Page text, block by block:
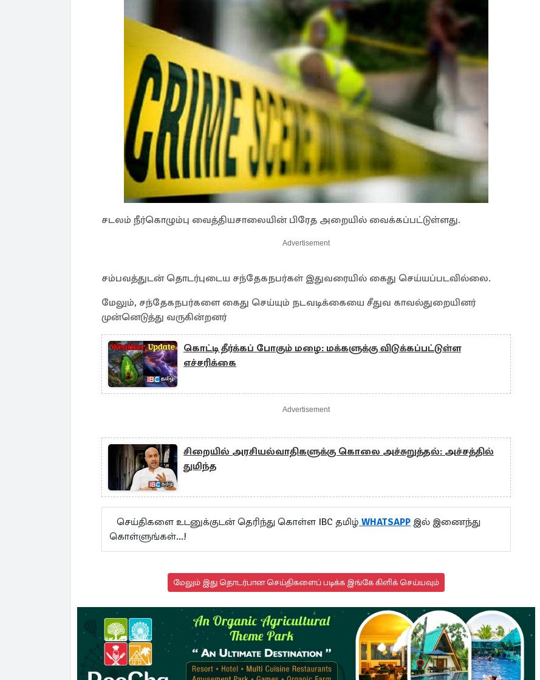
சடலம் நீர்கொழும்பு வைத்தியசாலையின் பிரேத அறையில் வைக்கப்பட்டுள்ளது.
Advertisement
சம்பவத்துடன் தொடர்புடைய சந்தேகநபர்கள் இதுவரையில் கைது செய்யப்படவில்லை.
மேலும், சந்தேகநபர்களை கைது செய்யும் நடவடிக்கையை சீதுவ காவல்துறையினர்
முன்னெடுத்து வருகின்றனர்
கொட்டி தீர்க்கப் போகும் மழை: மக்களுக்கு விடுக்கப்பட்டுள்ள
எச்சரிக்கை
Advertisement
சிறையில் அரசியல்வாதிகளுக்கு கொலை அச்சுறுத்தல்: அச்சத்தில்
துமிந்த
செய்திகளை உடனுக்குடன் தெரிந்து கொள்ள IBC தமிழ் WHATSAPP இல் இணைந்து
கொள்ளுங்கள்...!
மேலும் இது தொடர்பான செய்திகளைப் படிக்க இங்கே கிளிக் செய்யவும்